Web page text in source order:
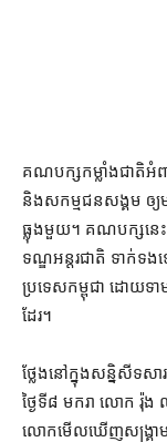
គណបក្ស​កម្លាំង​ជាតិ​អំព
និង​សកម្មជន​សង្គម ឲ្យ​ម
ធ្លុង​មួយ​។ គណបក្ស​នេះ​
ទណ្ឌ​អន្តរជាតិ ទាក់ទ
ប្រទេស​កម្ពុជា ដោយ​ទ
ដែរ។
ថ្លែង​នៅក្នុង​សន្និសីទ​ស
ថ្ងៃទី​៨ មករា លោក រ៉ុ
លោក​មើលឃើញ​សង្គ្រា